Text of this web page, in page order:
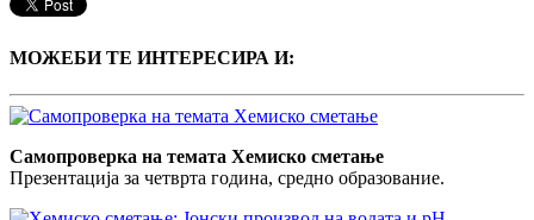
МОЖЕБИ ТЕ ИНТЕРЕСИРА И:
Самопроверка на темата Хемиско сметање
Презентација за четврта година, средно образование.